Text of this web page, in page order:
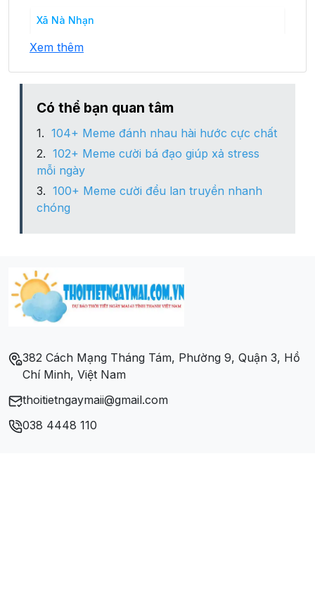
Xã Nà Nhạn
Xã Thanh Minh
Xem thêm
Có thể bạn quan tâm
104+ Meme đánh nhau hài hước cực chất
102+ Meme cười bá đạo giúp xả stress
mỗi ngày
100+ Meme cười đểu lan truyền nhanh
chóng
382 Cách Mạng Tháng Tám, Phường 9, Quận 3, Hồ
Chí Minh, Việt Nam
thoitietngaymaii@gmail.com
038 4448 110